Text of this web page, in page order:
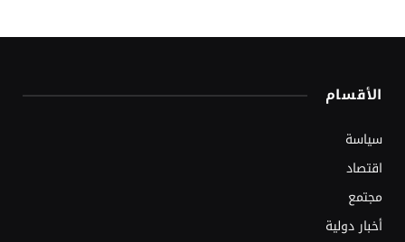
الأقسام
سياسة
اقتصاد
مجتمع
أخبار دولية